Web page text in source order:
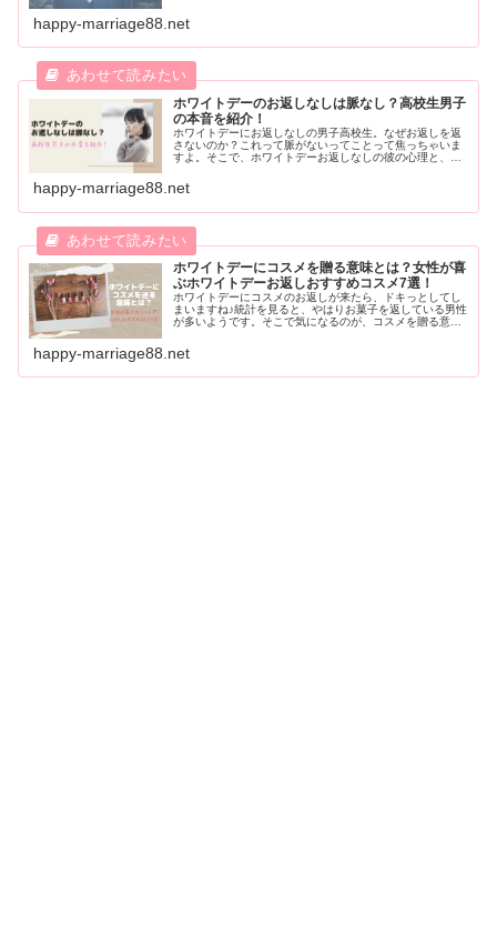
happy-marriage88.net
ホワイトデーのお返しなしは脈なし？高校生男子
の本音を紹介！
ホワイトデーにお返しなしの男子高校生。なぜお返しを返
さないのか？これって脈がないってことって焦っちゃいま
すよ。そこで、ホワイトデーお返しなしの彼の心理と、お
ばもう焦ったりしなくなるかもしれませんよ♪ホワイトデー
のお返しがなくて不安な人は必見ですよ。
happy-marriage88.net
ホワイトデーにコスメを贈る意味とは？女性が喜
ぶホワイトデーお返しおすすめコスメ7選！
ホワイトデーにコスメのお返しが来たら、ドキっとしてし
まいますね♪統計を見ると、やはりお菓子を返している男性
が多いようです。そこで気になるのが、コスメを贈る意
気の女性が喜ぶコスメを紹介します。
happy-marriage88.net